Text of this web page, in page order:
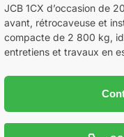
JCB 1CX d’occasion de
avant, rétrocaveuse et
compacte de 2 800 kg,
entretiens et travaux en